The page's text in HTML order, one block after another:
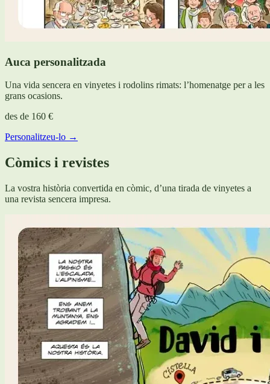
Auca personalitzada
Una vida sencera en vinyetes i rodolins rimats: l’homenatge per a les
grans ocasions.
des de 160 €
Personalitzeu-lo →
Còmics i revistes
La vostra història convertida en còmic, d’una tirada de vinyetes a
una revista sencera impresa.